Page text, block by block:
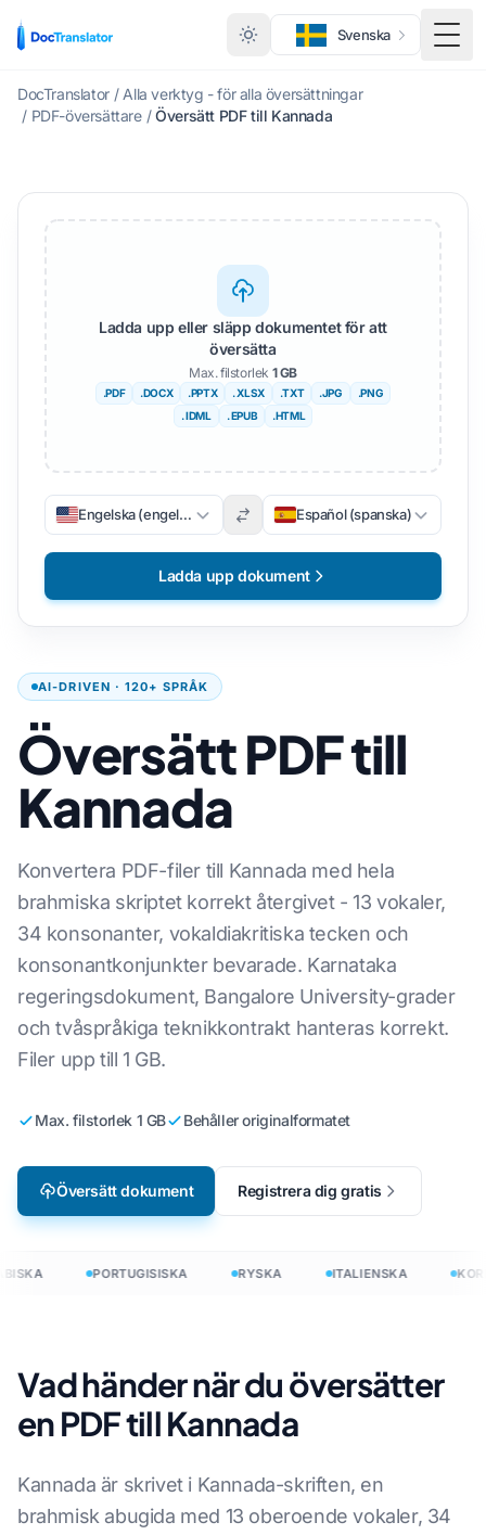
Svenska
DocTranslator / Alla verktyg - för alla översättningar
/ PDF-översättare / Översätt PDF till Kannada
AI-DRIVEN · 120+ SPRÅK
Översätt PDF till
Kannada
Konvertera PDF-filer till Kannada med hela
brahmiska skriptet korrekt återgivet - 13 vokaler,
34 konsonanter, vokaldiakritiska tecken och
konsonantkonjunkter bevarade. Karnataka
regeringsdokument, Bangalore University-grader
och tvåspråkiga teknikkontrakt hanteras korrekt.
Filer upp till 1 GB.
Max. filstorlek 1 GB Behåller originalformatet
Översätt dokument Registrera dig gratis
Ladda upp eller släpp dokumentet för att
översätta
Max. filstorlek 1 GB
.PDF .DOCX .PPTX . XLSX .TXT .JPG
.PNG
. IDML
. EPUB .HTML
Engelska (engelska) Español (spanska)
Ladda upp dokument
PORTUGISISKA RYSKA ITALIENSKA
Vad händer när du översätter
en PDF till Kannada
Kannada är skrivet i Kannada-skriften, en
brahmisk abugida med 13 oberoende vokaler, 34